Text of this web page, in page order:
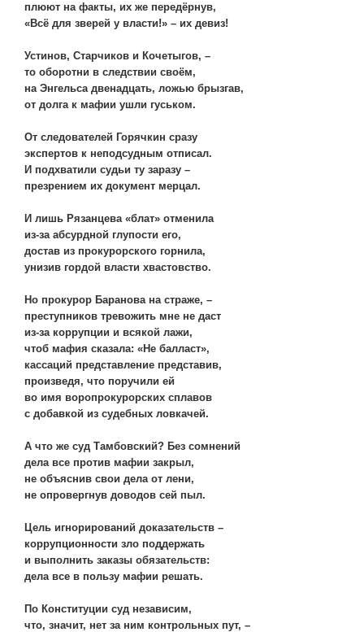
плюют на факты, их же передёрнув,
«Всё для зверей у власти!» – их девиз!
Устинов, Старчиков и Кочетыгов, –
то оборотни в следствии своём,
на Энгельса двенадцать, ложью брызгав,
от долга к мафии ушли гуськом.
От следователей Горячкин сразу
экспертов к неподсудным отписал.
И подхватили судьи ту заразу –
презрением их документ мерцал.
И лишь Рязанцева «блат» отменила
из-за абсурдной глупости его,
достав из прокурорского горнила,
унизив гордой власти хвастовство.
Но прокурор Баранова на страже, –
преступников тревожить мне не даст
из-за коррупции и всякой лажи,
чтоб мафия сказала: «Не балласт»,
кассаций представление представив,
произведя, что поручили ей
во имя воропрокурорских сплавов
с добавкой из судебных ловкачей.
А что же суд Тамбовский? Без сомнений
дела все против мафии закрыл,
не объяснив свои дела от лени,
не опровергнув доводов сей пыл.
Цель игнорирований доказательств –
коррупционности зло поддержать
и выполнить заказы обязательств:
дела все в пользу мафии решать.
По Конституции суд независим,
что, значит, нет за ним контрольных пут, –